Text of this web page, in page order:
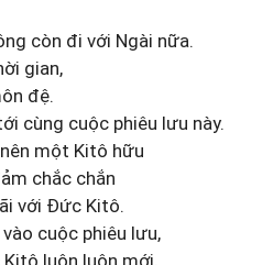
còn đi với Ngài nữa.
gian,
đệ.
cùng cuộc phiêu lưu này.
một Kitô hữu
chắc chắn
với Ðức Kitô.
cuộc phiêu lưu,
luôn luôn mới,